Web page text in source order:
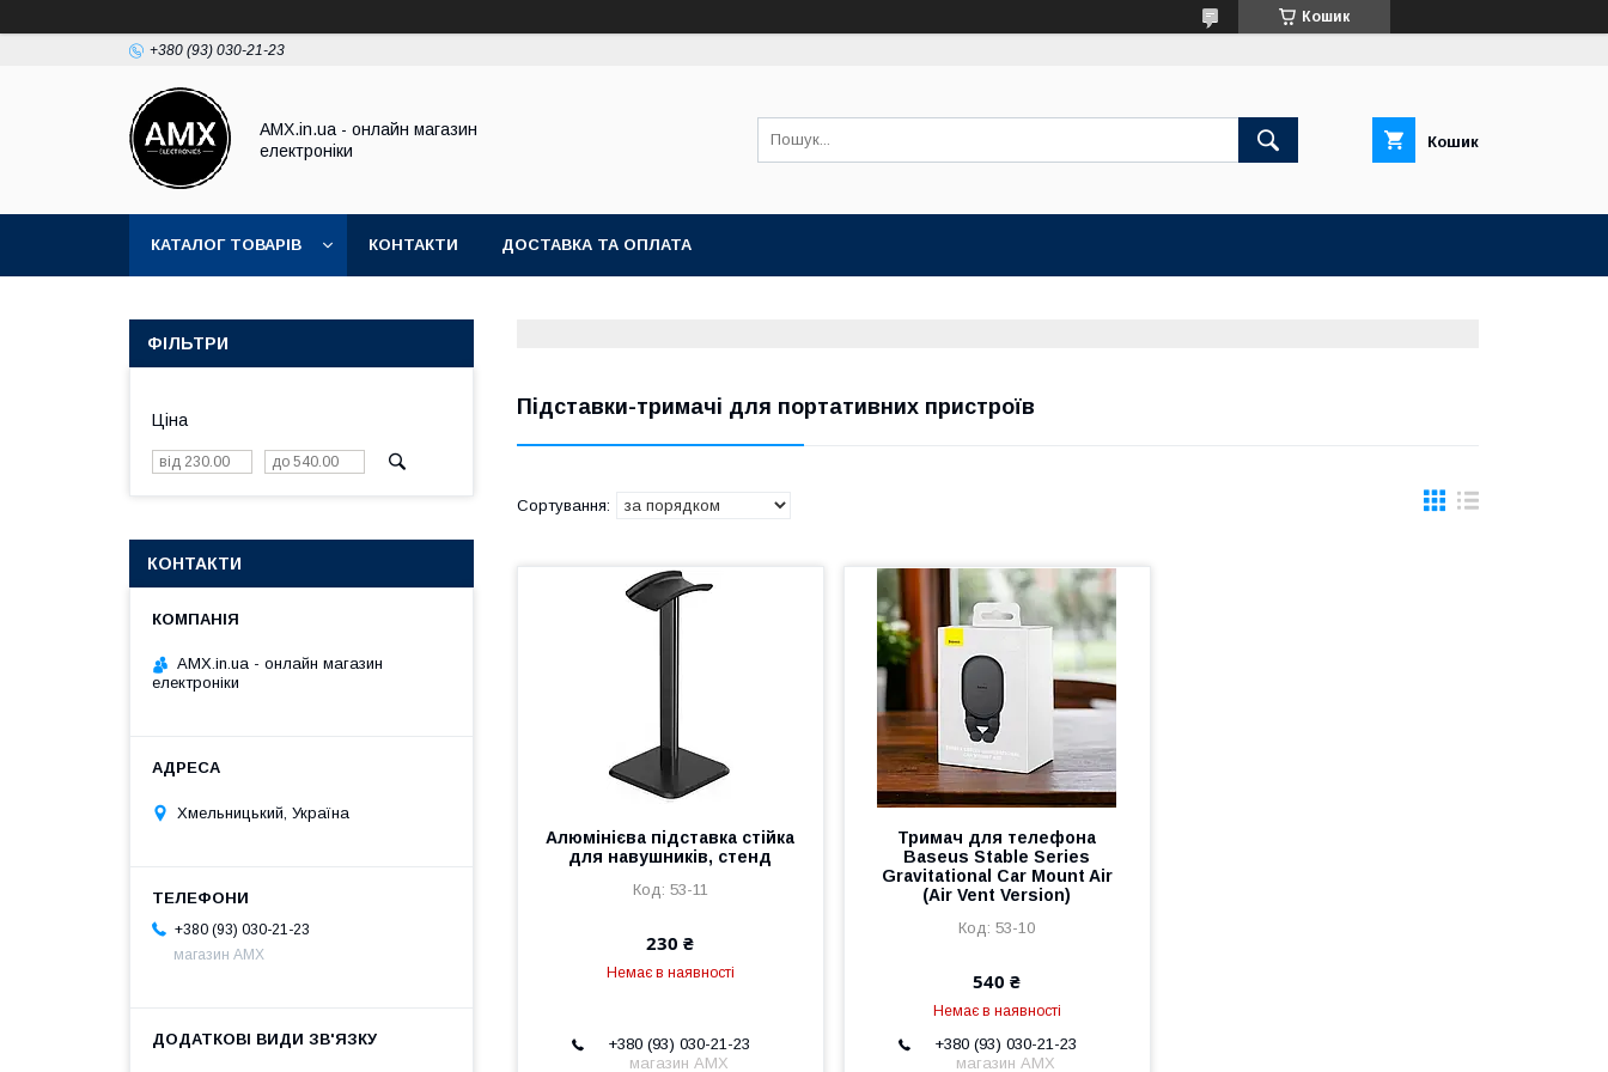
Кошик
+380 (93) 030-21-23
AMX.in.ua - онлайн магазин
електроніки
Кошик
КАТАЛОГ ТОВАРІВ КОНТАКТИ ДОСТАВКА ТА ОПЛАТА
Підставки-тримачі для портативних пристроїв
Алюмінієва підставка стійка
для навушників, стенд
53-11
230 ₴
Немає в наявності
+380 (93) 030-21-23
магазин AMX
Тримач для телефона
Baseus Stable Series
Gravitational Car Mount Air
(Air Vent Version)
53-10
540 ₴
Немає в наявності
+380 (93) 030-21-23
магазин AMX
ФІЛЬТРИ
Ціна
КОНТАКТИ
AMX.in.ua - онлайн магазин
електроніки
Хмельницький, Україна
+380 (93) 030-21-23
магазин AMX